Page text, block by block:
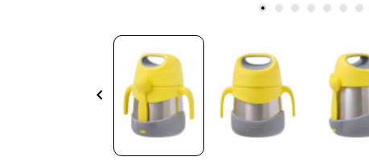
keyboard_arrow_left